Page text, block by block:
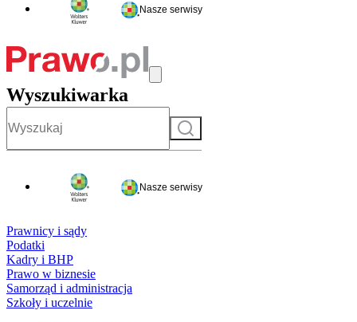
Nasze serwisy
Wyszukiwarka
Szukaj
Nasze serwisy
Prawnicy i sądy
Podatki
Kadry i BHP
Prawo w biznesie
Samorząd i administracja
Szkoły i uczelnie